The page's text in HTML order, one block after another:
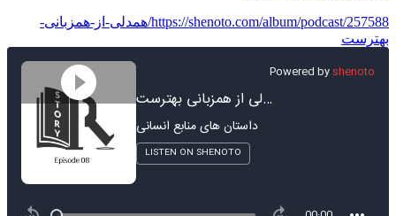
https://shenoto.com/album/podcast/257588/همدلی-از-همزبانی-
بهترست